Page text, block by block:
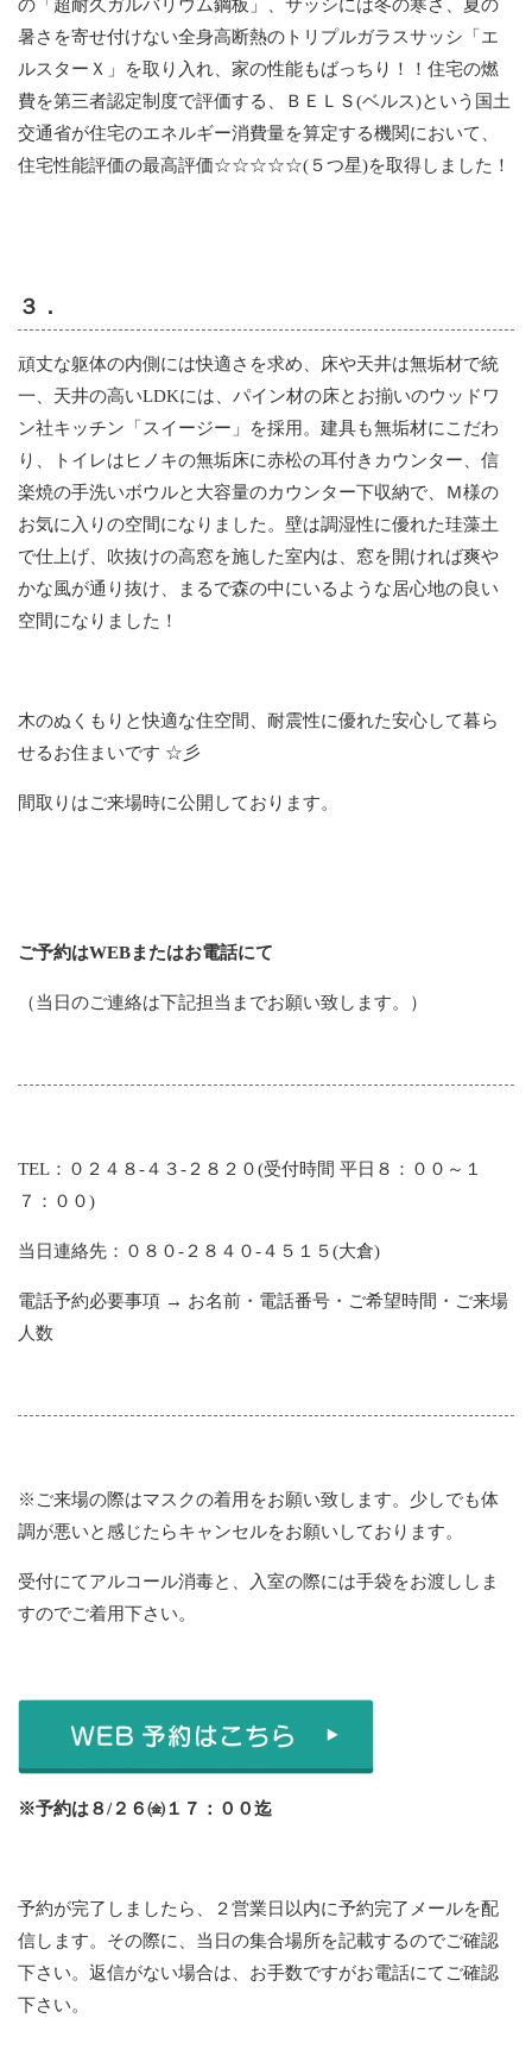
の「超耐久ガルバリウム鋼板」、サッシには冬の寒さ、夏の
暑さを寄せ付けない全身高断熱のトリプルガラスサッシ「エ
ルスターＸ」を取り入れ、家の性能もばっちり！！住宅の燃
費を第三者認定制度で評価する、ＢＥＬＳ(ベルス)という国土
交通省が住宅のエネルギー消費量を算定する機関において、
住宅性能評価の最高評価☆☆☆☆☆(５つ星)を取得しました！
３．
頑丈な躯体の内側には快適さを求め、床や天井は無垢材で統
一、天井の高いLDKには、パイン材の床とお揃いのウッドワ
ン社キッチン「スイージー」を採用。建具も無垢材にこだわ
り、トイレはヒノキの無垢床に赤松の耳付きカウンター、信
楽焼の手洗いボウルと大容量のカウンター下収納で、Ｍ様の
お気に入りの空間になりました。壁は調湿性に優れた珪藻土
で仕上げ、吹抜けの高窓を施した室内は、窓を開ければ爽や
かな風が通り抜け、まるで森の中にいるような居心地の良い
空間になりました！
木のぬくもりと快適な住空間、耐震性に優れた安心して暮ら
せるお住まいです ☆彡
間取りはご来場時に公開しております。
ご予約はWEBまたはお電話にて
（当日のご連絡は下記担当までお願い致します。）
TEL：０２４８-４３-２８２０(受付時間 平日８：００～１
７：００)
当日連絡先：０８０-２８４０-４５１５(大倉)
電話予約必要事項 → お名前・電話番号・ご希望時間・ご来場
人数
※ご来場の際はマスクの着用をお願い致します。少しでも体
調が悪いと感じたらキャンセルをお願いしております。
受付にてアルコール消毒と、入室の際には手袋をお渡ししま
すのでご着用下さい。
※予約は８/２６㈮１７：００迄
予約が完了しましたら、２営業日以内に予約完了メールを配
信します。その際に、当日の集合場所を記載するのでご確認
下さい。返信がない場合は、お手数ですがお電話にてご確認
下さい。